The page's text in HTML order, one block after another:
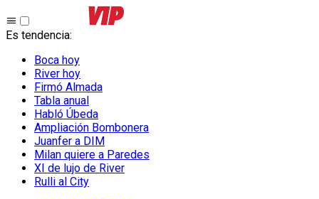
Es tendencia:
Boca hoy
River hoy
Firmó Almada
Tabla anual
Habló Úbeda
Ampliación Bombonera
Juanfer a DIM
Milan quiere a Paredes
XI de lujo de River
Rulli al City